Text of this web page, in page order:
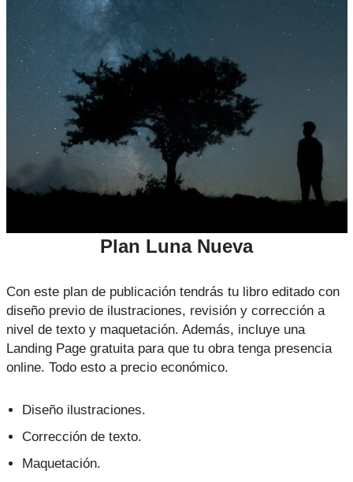
Plan Luna Nueva
Con este plan de publicación tendrás tu libro editado con
diseño previo de ilustraciones, revisión y corrección a
nivel de texto y maquetación. Además, incluye una
Landing Page gratuita para que tu obra tenga presencia
online. Todo esto a precio económico.
Diseño ilustraciones.
Corrección de texto.
Maquetación.